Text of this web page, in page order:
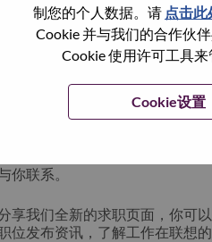
制您的个人数据。请 点击此
Cookie 并与我们的合作伙
Cookie 使用许可工具
Cookie设置
们的职位，你的电子邮箱将留
法注册为新用户时，请联系我们
你联系。
享我们全新的求职页面，你可
位发布资讯，了解工作在联想